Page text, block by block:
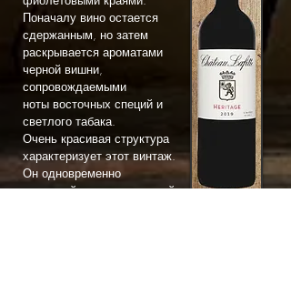
Поначалу вино остается
сдержанным, но затем
раскрывается ароматами
черной вишни,
сопровождаемыми
ноты восточных специй и
светлого табака.
Очень красивая структура
характеризует этот винтаж.
Он одновременно
мясистый, очаровательный